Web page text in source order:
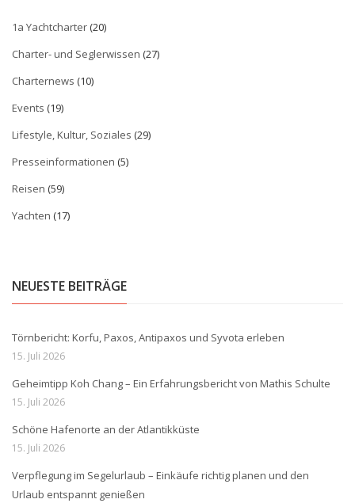
1a Yachtcharter(20)
Charter- und Seglerwissen (27)
Charternews (10)
Events (19)
Lifestyle, Kultur, Soziales (29)
Presseinformationen (5)
Reisen (59)
Yachten (17)
NEUESTE BEITRÄGE
Törnbericht: Korfu, Paxos, Antipaxos und Syvota erleben
15. Juli 2026
Geheimtipp Koh Chang – Ein Erfahrungsbericht von Mathis Schulte
15. Juli 2026
Schöne Hafenorte an der Atlantikküste
15. Juli 2026
Verpflegung im Segelurlaub – Einkäufe richtig planen und den
Urlaub entspannt genießen